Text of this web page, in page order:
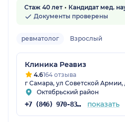
Стаж 40 лет
Кандидат мед.
Документы проверены
ревматолог Взрослый
Клиника Реавиз
4.6164 отзыва
г Самара, ул Советской Армии,
Октябрьский район
+7 (846) 970-83-16 показать